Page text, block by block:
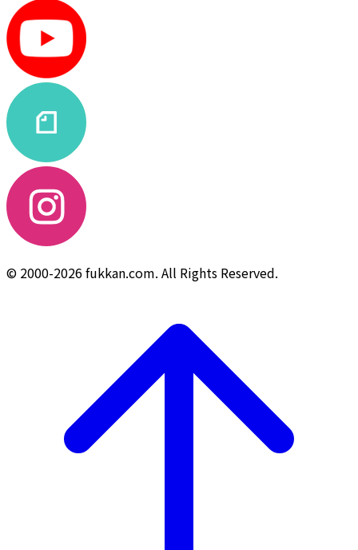
© 2000-2026 fukkan.com. All Rights Reserved.